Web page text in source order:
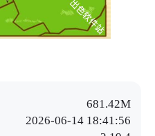
681.42M
2026-06-14 18:41:56